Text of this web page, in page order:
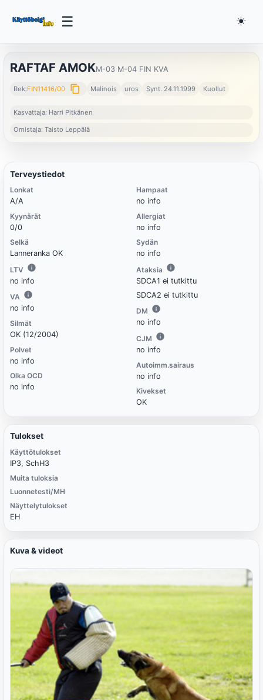
☰ ☀️
RAFTAF AMOKM-03 M-04 FIN KVA
Rek:FIN11416/00 content_copy Malinois uros Synt. 24.11.1999 Kuollut
Kasvattaja: Harri Pitkänen
Omistaja: Taisto Leppälä
Terveystiedot
Lonkat
A/A
Kyynärät
0/0
Selkä
Lanneranka OK
LTV
no info
VA
no info
Silmät
OK (12/2004)
Polvet
no info
Olka OCD
no info
Hampaat
no info
Allergiat
no info
Sydän
no info
Ataksia
SDCA1 ei tutkittu
SDCA2 ei tutkittu
DM
no info
CJM
no info
Autoimm.sairaus
no info
Kivekset
OK
Tulokset
Käyttötulokset
IP3, SchH3
Muita tuloksia
Luonnetesti/MH
Näyttelytulokset
EH
Kuva & videot